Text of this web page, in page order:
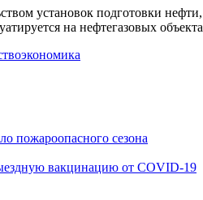
установок подготовки
на нефтегазовых
экономика
пожароопасного сезона
вакцинацию от COVID-19